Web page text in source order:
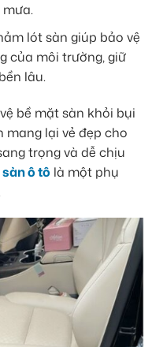
lót sàn giúp bảo vệ
của môi trường, giữ
lâu.
bề mặt sàn khỏi bụi
lại vẻ đẹp cho
trọng và dễ chịu
ô tô là một phụ